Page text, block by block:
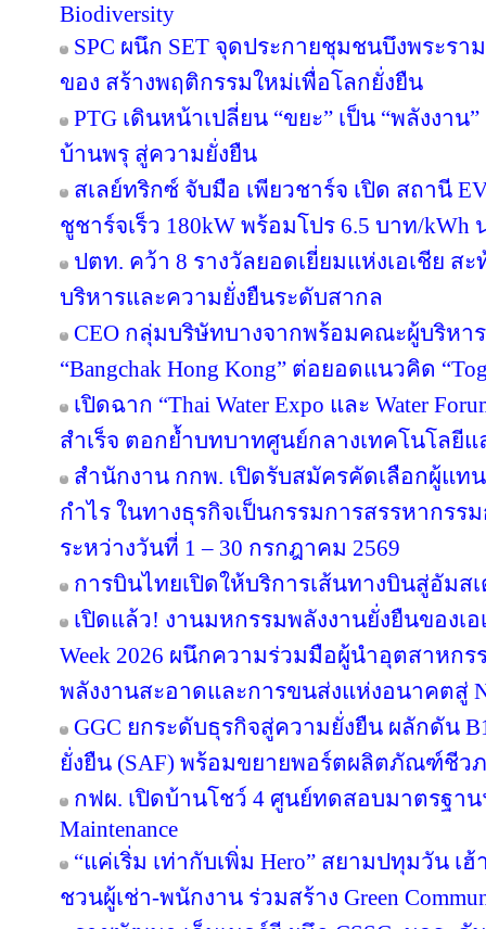
Biodiversity
SPC ผนึก SET จุดประกายชุมชนบึงพระร
ของ สร้างพฤติกรรมใหม่เพื่อโลกยั่งยืน
PTG เดินหน้าเปลี่ยน “ขยะ” เป็น “พลังง
บ้านพรุ สู่ความยั่งยืน
สเลย์ทริกซ์ จับมือ เพียวชาร์จ เปิด สถานี
ชูชาร์จเร็ว 180kW พร้อมโปร 6.5 บาท/kWh
ปตท. คว้า 8 รางวัลยอดเยี่ยมแห่งเอเชีย
บริหารและความยั่งยืนระดับสากล
CEO กลุ่มบริษัทบางจากพร้อมคณะผู้บริหา
“Bangchak Hong Kong” ต่อยอดแนวคิด
เปิดฉาก “Thai Water Expo และ Water
สำเร็จ ตอกย้ำบทบาทศูนย์กลางเทคโนโล
สำนักงาน กกพ. เปิดรับสมัครคัดเลือกผู้แท
กำไร ในทางธุรกิจเป็นกรรมการสรรหากรร
ระหว่างวันที่ 1 – 30 กรกฎาคม 2569
การบินไทยเปิดให้บริการเส้นทางบินสู่อัมส
เปิดแล้ว! งานมหกรรมพลังงานยั่งยืนของเอเ
Week 2026 ผนึกความร่วมมือผู้นำอุตสาหก
พลังงานสะอาดและการขนส่งแห่งอนาคตสู่
GGC ยกระดับธุรกิจสู่ความยั่งยืน ผลักดัน
ยั่งยืน (SAF) พร้อมขยายพอร์ตผลิตภัณฑ์ชีว
กฟผ. เปิดบ้านโชว์ 4 ศูนย์ทดสอบมาตรฐาน
Maintenance
“แค่เริ่ม เท่ากับเพิ่ม Hero” สยามปทุมวัน เฮ้
ชวนผู้เช่า-พนักงาน ร่วมสร้าง Green